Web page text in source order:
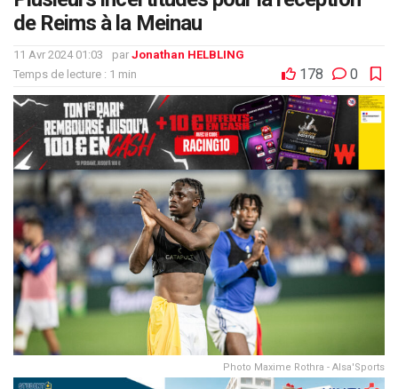
de Reims à la Meinau
11 Avr 2024 01:03 par Jonathan HELBLING
Temps de lecture : 1 min
178 0
Photo Maxime Rothra - Alsa'Sports